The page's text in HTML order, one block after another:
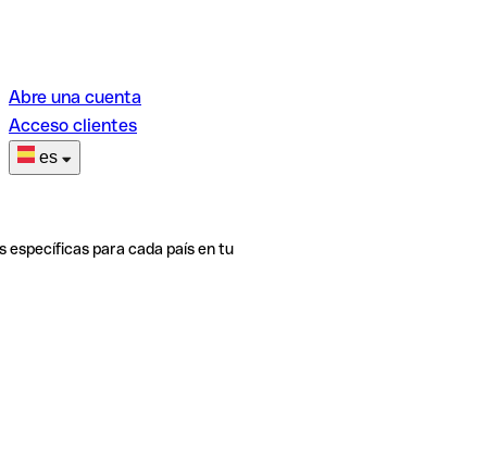
Abre una cuenta
Acceso clientes
es
específicas para cada país en tu